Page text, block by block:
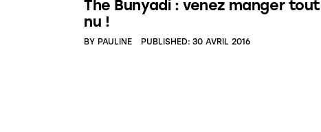
The Bunyadi : venez manger tout
nu !
BY PAULINE PUBLISHED: 30 AVRIL 2016